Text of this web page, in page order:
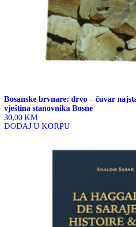
Bosanske brvnare: drvo – čuvar
vještina stanovnika Bosne
30,00 KM
DODAJ U KORPU